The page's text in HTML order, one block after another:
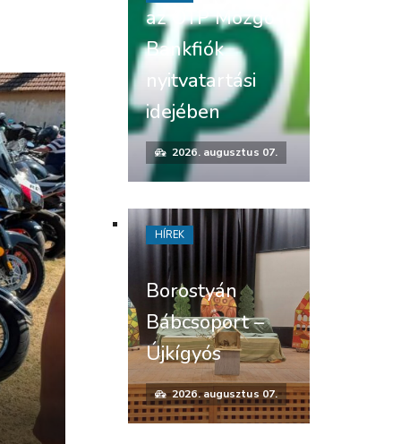
az OTP Mozgó
Bankfiók
nyitvatartási
idejében
2026. augusztus 07.
Borostyán
Bábcsoport –
Újkígyós
2026. augusztus 07.
HÍREK